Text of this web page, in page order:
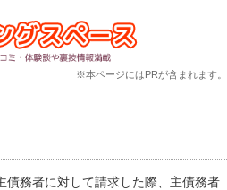
※本ページにはPRが含まれます。
債務者に対して請求した際、主債務者